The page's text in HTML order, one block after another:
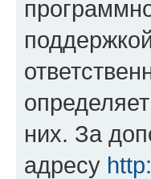
них. За
адресу